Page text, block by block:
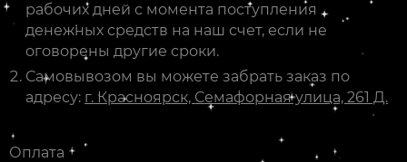
рабочих дней с момента поступления
денежных средств на наш счет, если не
оговорены другие сроки.
Самовывозом вы можете забрать заказ по
адресу: г. Красноярск, Семафорная улица, 261 Д.
Оплата